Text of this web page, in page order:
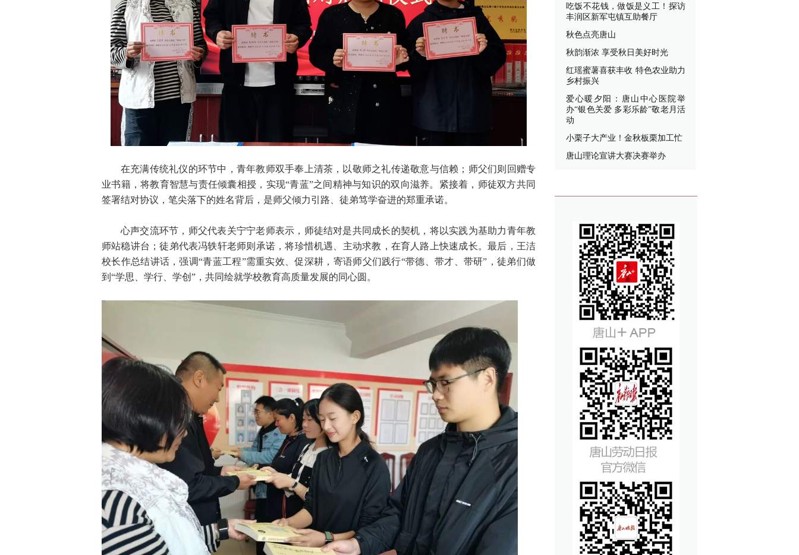
在充满传统礼仪的环节中，青年教师双手奉上清茶，以敬师之礼传递敬意与信赖；师父们则回赠专
业书籍，将教育智慧与责任倾囊相授，实现“青蓝”之间精神与知识的双向滋养。紧接着，师徒双方共同
签署结对协议，笔尖落下的姓名背后，是师父倾力引路、徒弟笃学奋进的郑重承诺。
心声交流环节，师父代表关宁宁老师表示，师徒结对是共同成长的契机，将以实践为基助力青年教
师站稳讲台；徒弟代表冯轶轩老师则承诺，将珍惜机遇、主动求教，在育人路上快速成长。最后，王洁
校长作总结讲话，强调“青蓝工程”需重实效、促深耕，寄语师父们践行“带德、带才、带研”，徒弟们做
到“学思、学行、学创”，共同绘就学校教育高质量发展的同心圆。
吃饭不花钱，做饭是义工！探访
丰润区新军屯镇互助餐厅
秋色点亮唐山
秋韵渐浓 享受秋日美好时光
红瑶蜜薯喜获丰收 特色农业助力
乡村振兴
爱心暖夕阳：唐山中心医院举
办“银色关爱 多彩乐龄”敬老月活
动
小栗子大产业！金秋板栗加工忙
唐山理论宣讲大赛决赛举办